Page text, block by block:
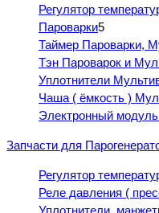
Регулятор
Пароварки5
Таймер Пароварки,
Тэн Пароварок и
Уплотнители
Чаша ( ёмкость )
Электронный
Запчасти для
Регулятор
Реле давления (